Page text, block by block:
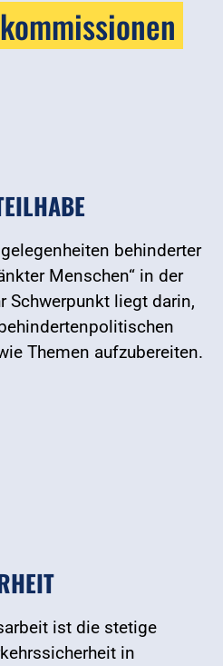
behinderter
Menschen“ in der
Schwerpunkt liegt darin,
Themen aufzubereiten.
ist die stetige
in